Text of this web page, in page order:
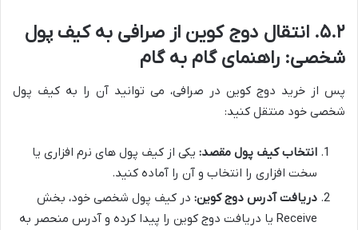
۵.۲. انتقال دوج کوین از صرافی به کیف پول
شخصی: راهنمای گام به گام
پس از خرید دوج کوین در صرافی، می توانید آن را به کیف پول
شخصی خود منتقل کنید:
انتخاب کیف پول مقصد: یکی از کیف پول های نرم افزاری یا
سخت افزاری را انتخاب و آن را آماده کنید.
دریافت آدرس دوج کوین: در کیف پول شخصی خود، بخش
Receive یا دریافت دوج کوین را پیدا کرده و آدرس منحصر به